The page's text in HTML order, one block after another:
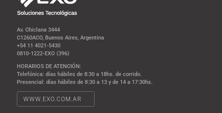
Av. Chiclana 3444
C1260ACO, Buenos Aires, Argentina
+54 11 4021-5430
0810-1222-EXO (396)
HORARIOS DE ATENCIÓN:
Telefónica: días hábiles de 8:30 a 18hs. de corrido.
Presencial: días hábiles de 8:30 a 13 y de 14 a 17:30hs.
WWW.EXO.COM.AR